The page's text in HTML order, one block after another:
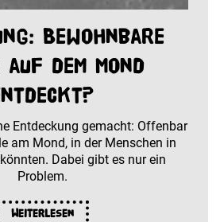
Bewohnbare
dem Mond
Entdeckung gemacht: Offenbar
am Mond, in der Menschen in
Dabei gibt es nur ein
Problem.
Weiterlesen